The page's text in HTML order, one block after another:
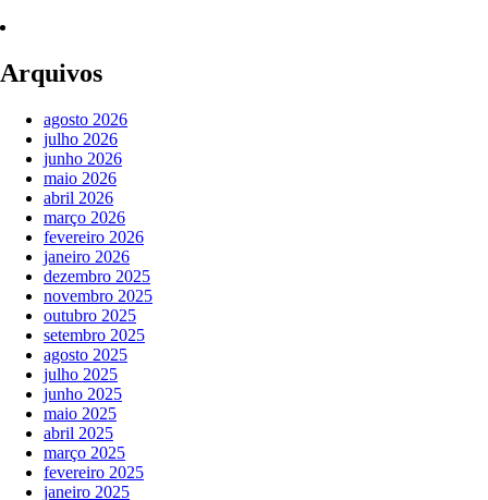
Arquivos
agosto 2026
julho 2026
junho 2026
maio 2026
abril 2026
março 2026
fevereiro 2026
janeiro 2026
dezembro 2025
novembro 2025
outubro 2025
setembro 2025
agosto 2025
julho 2025
junho 2025
maio 2025
abril 2025
março 2025
fevereiro 2025
janeiro 2025